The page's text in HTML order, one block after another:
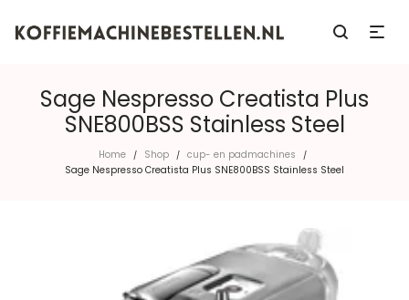
Sage Nespresso Creatista Plus
SNE800BSS Stainless Steel
Home / Shop / cup- en padmachines /
Sage Nespresso Creatista Plus SNE800BSS Stainless Steel